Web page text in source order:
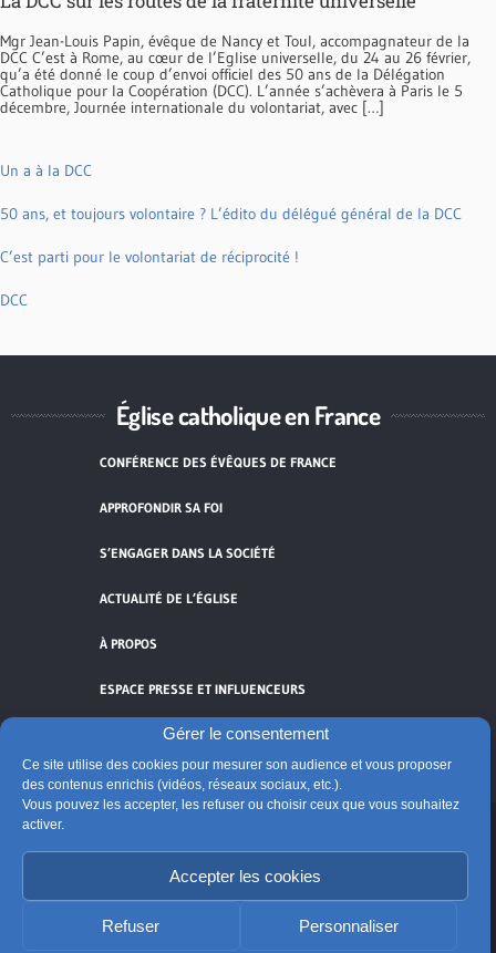
Gérer le consentement
Ce site utilise des cookies pour mesurer son audience et vous proposer
des contenus enrichis (vidéos, réseaux sociaux, etc.).
Vous pouvez les accepter, les refuser ou choisir ceux que vous souhaitez
activer.
Accepter les cookies
Refuser Personnaliser
Mgr Jean-Louis Papin, évêque de Nancy et Toul, accompagnateur de la
DCC C’est à Rome, au cœur de l’Eglise universelle, du 24 au 26 février,
qu’a été donné le coup d’envoi officiel des 50 ans de la Délégation
Catholique pour la Coopération (DCC). L’année s’achèvera à Paris le 5
décembre, Journée internationale du volontariat, avec […]
Un a à la DCC
50 ans, et toujours volontaire ? L’édito du délégué général de la DCC
C’est parti pour le volontariat de réciprocité !
DCC
Église catholique en France
CONFÉRENCE DES ÉVÊQUES DE FRANCE
APPROFONDIR SA FOI
S’ENGAGER DANS LA SOCIÉTÉ
ACTUALITÉ DE L’ÉGLISE
À PROPOS
ESPACE PRESSE ET INFLUENCEURS
Cliquez pour accepter les cookies de
vidéos et réseaux sociaux et activer ce
contenu.
© Église catholique en France
Édité par la Conférence des évêques de France